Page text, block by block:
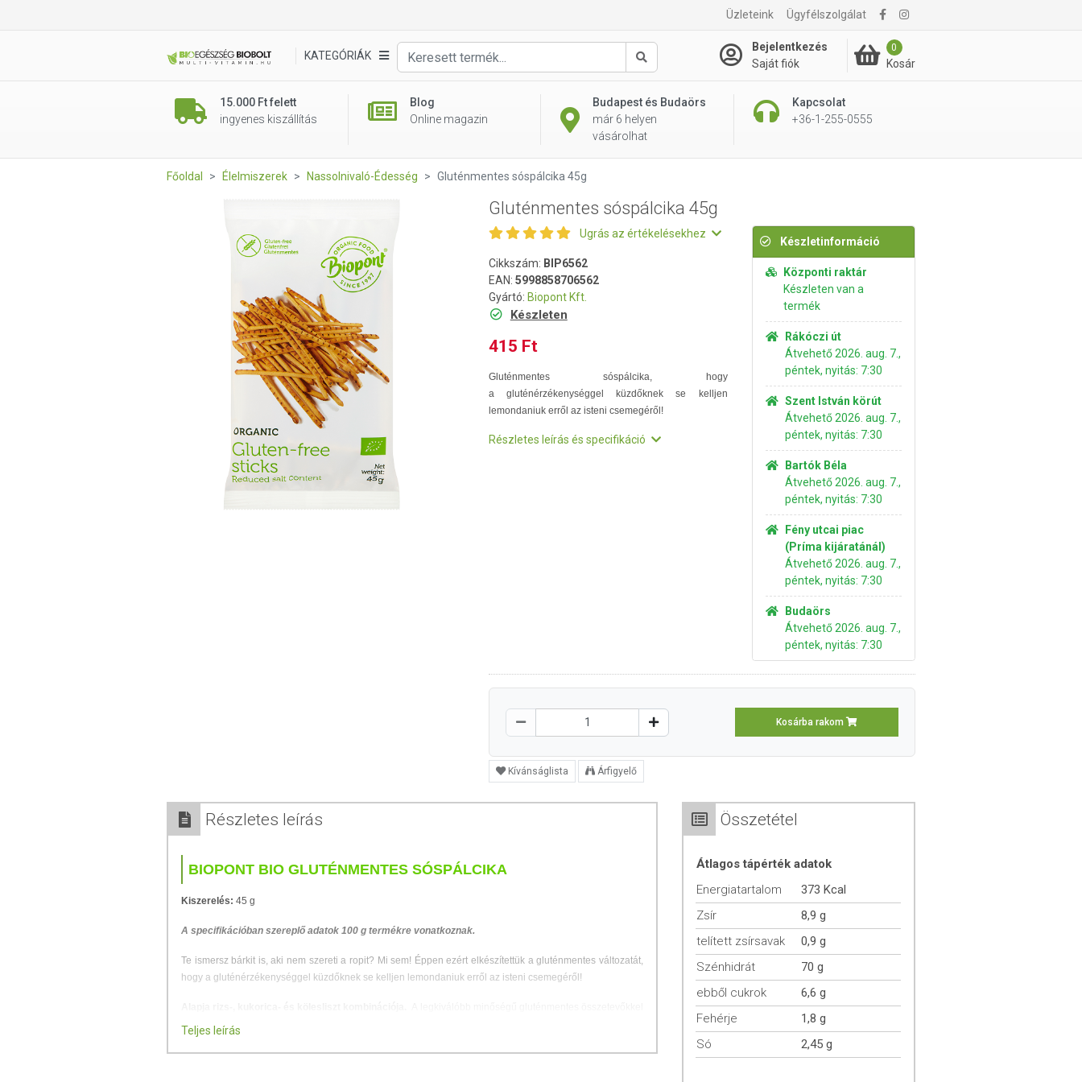
Üzleteink Ügyfélszolgálat
KATEGÓRIÁK
Keresés
Bejelentkezés
Saját fiók
0
Kosár
15.000 Ft felett
ingyenes kiszállítás
Blog
Online magazin
Budapest és Budaörs
már 6 helyen
vásárolhat
Kapcsolat
+36-1-255-0555
415 Ft Kosárba rakom
Főoldal Élelmiszerek Nassolnivaló-Édesség Gluténmentes sóspálcika 45g
Gluténmentes sóspálcika 45g
Ugrás az értékelésekhez
Cikkszám: BIP6562
EAN: 5998858706562
Gyártó: Biopont Kft.
Készleten
415 Ft
Gluténmentes sóspálcika, hogy
a gluténérzékenységgel küzdőknek se kelljen
lemondaniuk erről az isteni csemegéről!
Részletes leírás és specifikáció
Készletinformáció
Központi raktár
Készleten van a
termék
Rákóczi út
Átvehető 2026. aug. 7.,
péntek, nyitás: 7:30
Szent István körút
Átvehető 2026. aug. 7.,
péntek, nyitás: 7:30
Bartók Béla
Átvehető 2026. aug. 7.,
péntek, nyitás: 7:30
Fény utcai piac
(Príma kijáratánál)
Átvehető 2026. aug. 7.,
péntek, nyitás: 7:30
Budaörs
Átvehető 2026. aug. 7.,
péntek, nyitás: 7:30
Kosárba rakom
Kívánságlista Árfigyelő
Részletes leírás
BIOPONT BIO GLUTÉNMENTES SÓSPÁLCIKA
Kiszerelés: 45 g
A specifikációban szereplő adatok 100 g termékre vonatkoznak.
Te ismersz bárkit is, aki nem szereti a ropit? Mi sem! Éppen ezért elkészítettük a gluténmentes változatát,
hogy a gluténérzékenységgel küzdőknek se kelljen lemondaniuk erről az isteni csemegéről!
dolgozunk, hogy a legszigorúbb diétára kényszerülők számára is létre tudjunk hozni valami igazán
Teljes leírás
Összetétel
Átlagos tápérték adatok
Energiatartalom
373 Kcal
Zsír
8,9 g
telített zsírsavak
0,9 g
Szénhidrát
70 g
ebből cukrok
6,6 g
Fehérje
1,8 g
Só
2,45 g